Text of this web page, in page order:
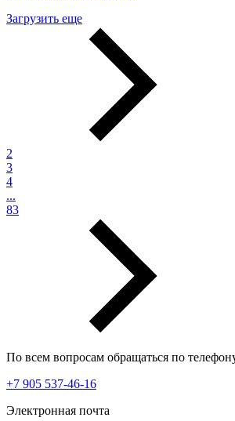
Загрузить еще
2
3
4
...
83
По всем вопросам обращаться по
+7 905 537-46-16
Электронная почта